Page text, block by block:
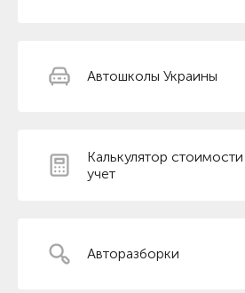
Автошколы Украины
Калькулятор
учет
Авторазборки